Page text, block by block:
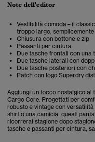
Note dell'editor
Vestibilità comoda – il
troppo largo,
Chiusura con bottone e zip
Passanti per cintura
Due tasche frontali con una
Due tasche laterali con
Due tasche posteriori con
Patch con logo Superdry
Aggiungi un tocco nostalgico al
Cargo Core. Progettati per
robusto e vintage con
shirt o una camicia, questi
ricorrerai stagione dopo
tasche e passanti per cintura,